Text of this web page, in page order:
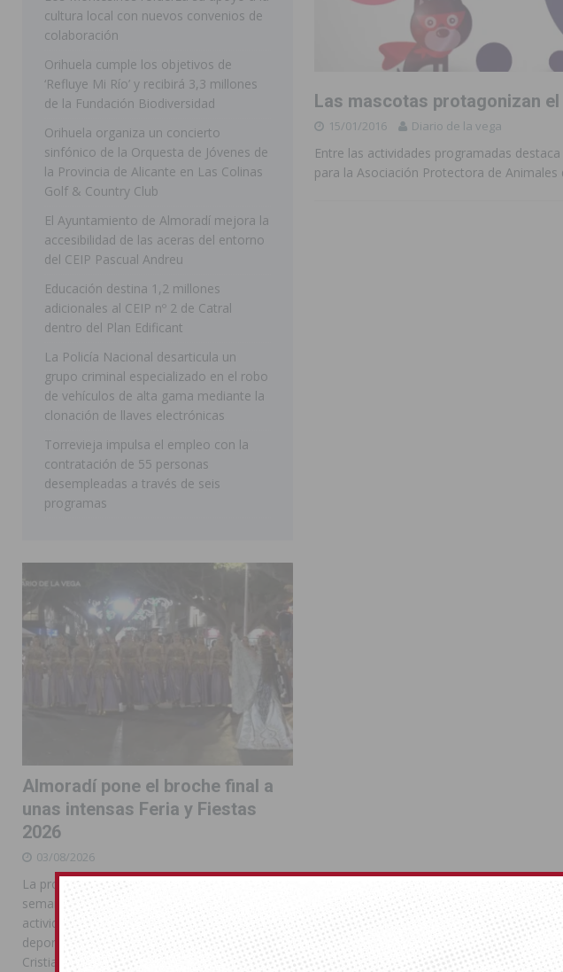
[ 07/08/2026 ] La Generalitat impulsa el desdoblamiento de la CV-95, clave para
[ 07/08/2026 ] Benferri ya se prepara para dar comienzo a sus Fiestas 2026
Bigastro se viste de gala para la coronación de la Corte 2026
[ 07/08/2026 ] Rojales clausura con éxito las Fiestas de las Urbanizaciones de Ciudad
[ 08/08/2026 ] Controlado un incendio en la cocina de una vivienda de un quinto piso
[ 08/08/2026 ] Benferri da comienzo a sus fiestas con una noche de emoción, tradición
[ 07/08/2026 ]
Las mascotas protagonizan
15/01/2016 Diario de la vega
Entre las actividades programadas
para la Asociación Protectora de Animales
cultura local con nuevos convenios de
colaboración
Orihuela cumple los objetivos de
‘Refluye Mi Río’ y recibirá 3,3 millones
de la Fundación Biodiversidad
Orihuela organiza un concierto
sinfónico de la Orquesta de Jóvenes de
la Provincia de Alicante en Las Colinas
Golf & Country Club
El Ayuntamiento de Almoradí mejora la
accesibilidad de las aceras del entorno
del CEIP Pascual Andreu
Educación destina 1,2 millones
adicionales al CEIP nº 2 de Catral
dentro del Plan Edificant
La Policía Nacional desarticula un
grupo criminal especializado en el robo
de vehículos de alta gama mediante la
clonación de llaves electrónicas
Torrevieja impulsa el empleo con la
contratación de 55 personas
desempleadas a través de seis
programas
Almoradí pone el broche final a
unas intensas Feria y Fiestas
2026
03/08/2026
La programación reunió durante más de una
semana actos institucionales, conciertos,
actividades familiares, competiciones
deportivas y las celebraciones de Moros y
Cristianos